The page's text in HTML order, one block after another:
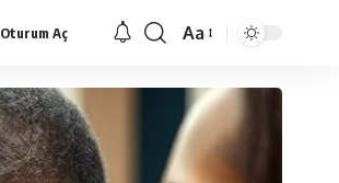
Oturum Aç Aa